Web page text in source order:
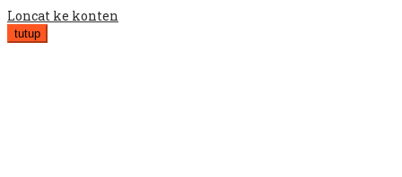
Loncat ke konten
tutup